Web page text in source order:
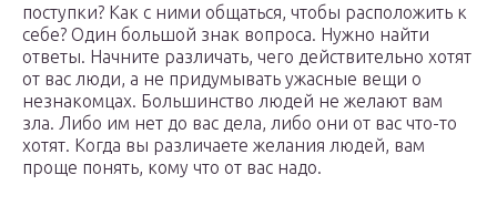
поступки? Как с ними общаться, чтобы расположить к
себе? Один большой знак вопроса. Нужно найти
ответы. Начните различать, чего действительно хотят
от вас люди, а не придумывать ужасные вещи о
незнакомцах. Большинство людей не желают вам
зла. Либо им нет до вас дела, либо они от вас что-то
хотят. Когда вы различаете желания людей, вам
проще понять, кому что от вас надо.